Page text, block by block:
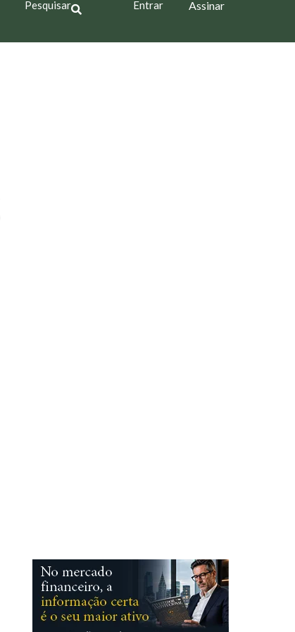
Pesquisar Entrar Assinar